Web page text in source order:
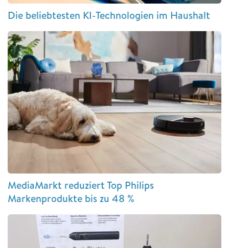
Die beliebtesten KI-Technologien im Haushalt
MediaMarkt reduziert Top Philips
Markenprodukte bis zu 48 %